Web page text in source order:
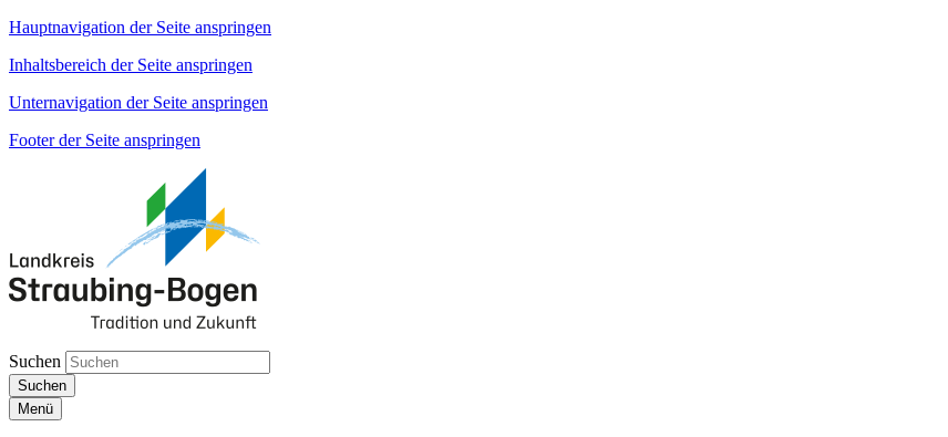
Hauptnavigation der Seite anspringen
Inhaltsbereich der Seite anspringen
Unternavigation der Seite anspringen
Footer der Seite anspringen
Suchen
Suchen
Menü